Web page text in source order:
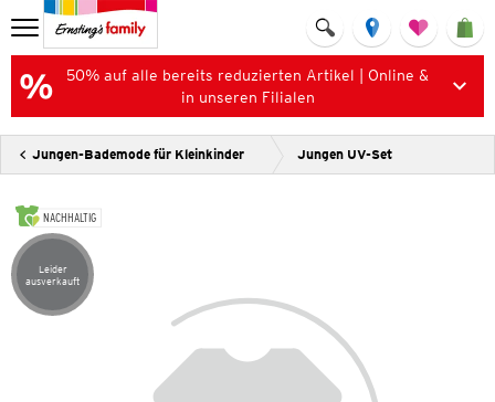
50% auf alle bereits reduzierten Artikel | Online &
in unseren Filialen
Jungen-Bademode für Kleinkinder Jungen UV-Set
NACHHALTIG
Artikel leider ausverkauft
Leider
ausverkauft